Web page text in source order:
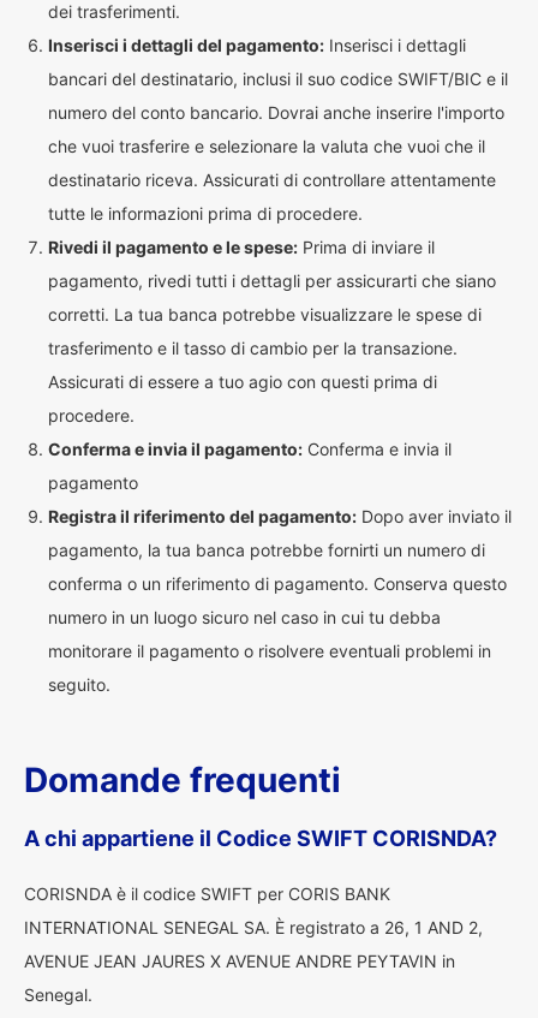
dei trasferimenti.
Inserisci i dettagli del pagamento: Inserisci i dettagli
bancari del destinatario, inclusi il suo codice SWIFT/BIC e il
numero del conto bancario. Dovrai anche inserire l'importo
che vuoi trasferire e selezionare la valuta che vuoi che il
destinatario riceva. Assicurati di controllare attentamente
tutte le informazioni prima di procedere.
Rivedi il pagamento e le spese: Prima di inviare il
pagamento, rivedi tutti i dettagli per assicurarti che siano
corretti. La tua banca potrebbe visualizzare le spese di
trasferimento e il tasso di cambio per la transazione.
Assicurati di essere a tuo agio con questi prima di
procedere.
Conferma e invia il pagamento: Conferma e invia il
pagamento
Registra il riferimento del pagamento: Dopo aver inviato il
pagamento, la tua banca potrebbe fornirti un numero di
conferma o un riferimento di pagamento. Conserva questo
numero in un luogo sicuro nel caso in cui tu debba
monitorare il pagamento o risolvere eventuali problemi in
seguito.
Domande frequenti
A chi appartiene il Codice SWIFT CORISNDA?
CORISNDA è il codice SWIFT per CORIS BANK
INTERNATIONAL SENEGAL SA. È registrato a 26, 1 AND 2,
AVENUE JEAN JAURES X AVENUE ANDRE PEYTAVIN in
Senegal.